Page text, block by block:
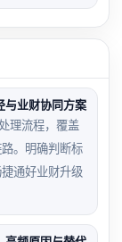
与业财协同方案
理流程，覆盖
。明确判断标
通好业财升级